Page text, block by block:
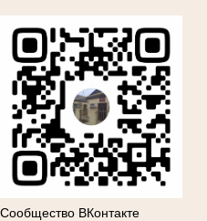
Сообщество ВКонтакте